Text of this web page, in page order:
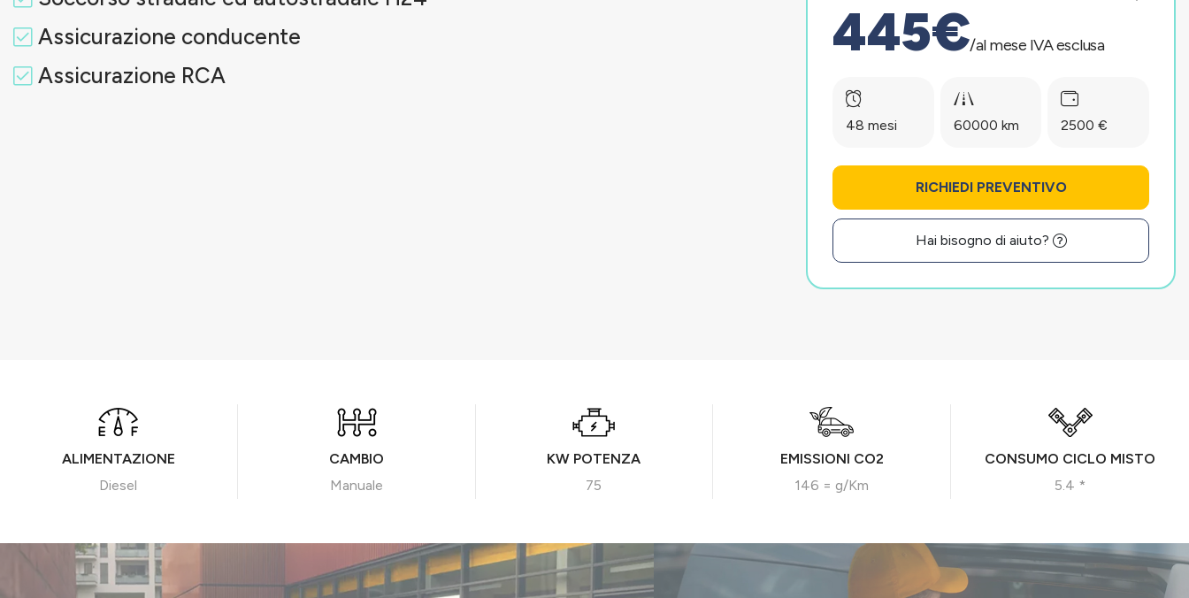
Assicurazione conducente
Assicurazione RCA
445€/al mese IVA esclusa
48 mesi 60000 km 2500 €
RICHIEDI PREVENTIVO
Hai bisogno di aiuto?
ALIMENTAZIONE
Diesel
CAMBIO
Manuale
KW POTENZA
75
EMISSIONI CO2
146 = g/Km
CONSUMO CICLO MISTO
5.4 *